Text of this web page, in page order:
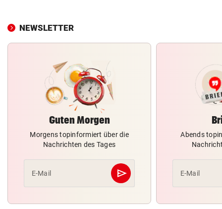
NEWSLETTER
Guten Morgen
Morgens topinformiert über die
Nachrichten des Tages
E-Mail send
Abschicken
Abends
E-Mail